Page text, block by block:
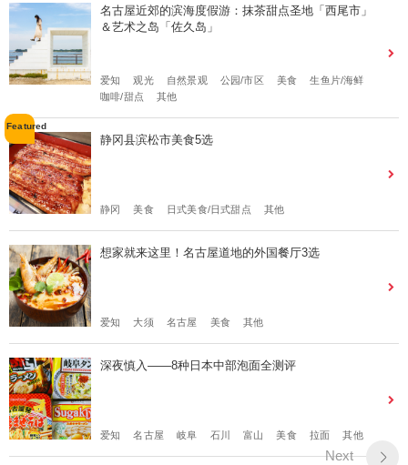
名古屋近郊的滨海度假游：抹茶甜点圣地「西尾市」
＆艺术之岛「佐久岛」
爱知 观光 自然景观 公园/市区 美食
生鱼片/海鲜
咖啡/甜点
其他
静冈县滨松市美食5选
静冈 美食 日式美食/日式甜点 其他
想家就来这里！名古屋道地的外国餐厅3选
爱知 大须 名古屋 美食 其他
深夜慎入——8种日本中部泡面全测评
爱知 名古屋 岐阜 石川 富山 美食 拉面 其他
Next